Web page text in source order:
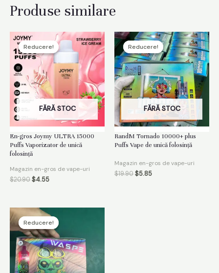
Produse similare
Reducere!
FĂRĂ STOC
Reducere!
En-gros Joymy ULTRA 15000
Puffs Vaporizator de unică
folosință
Magazin en-gros de vape-uri
$20.90$4.55
Reducere!
FĂRĂ STOC
Reducere!
RandM Tornado 10000+ plus
Puffs Vape de unică folosință
Magazin en-gros de vape-uri
$19.90$5.85
Reducere!
Reducere!